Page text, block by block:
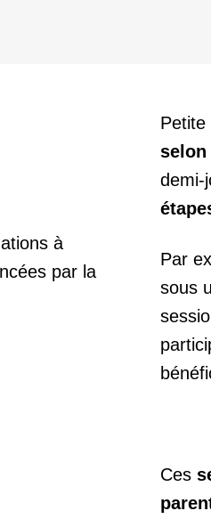
à
par la
Petite
selon
demi-
Par
sous
Ces